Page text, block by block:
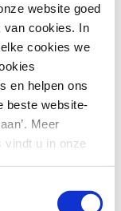
website goed
van cookies. In
cookies we
en helpen ons
beste website-
Meer
vindt u in onze
volgen?
je graag wat de
kun je contact
Wil je direct
Bekijk dan de